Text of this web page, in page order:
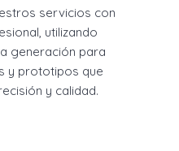
servicios con
utilizando
generación para
y prototipos que
y calidad.